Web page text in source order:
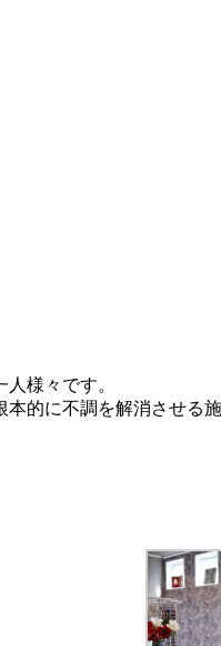
様々です。
的に不調を解消させる